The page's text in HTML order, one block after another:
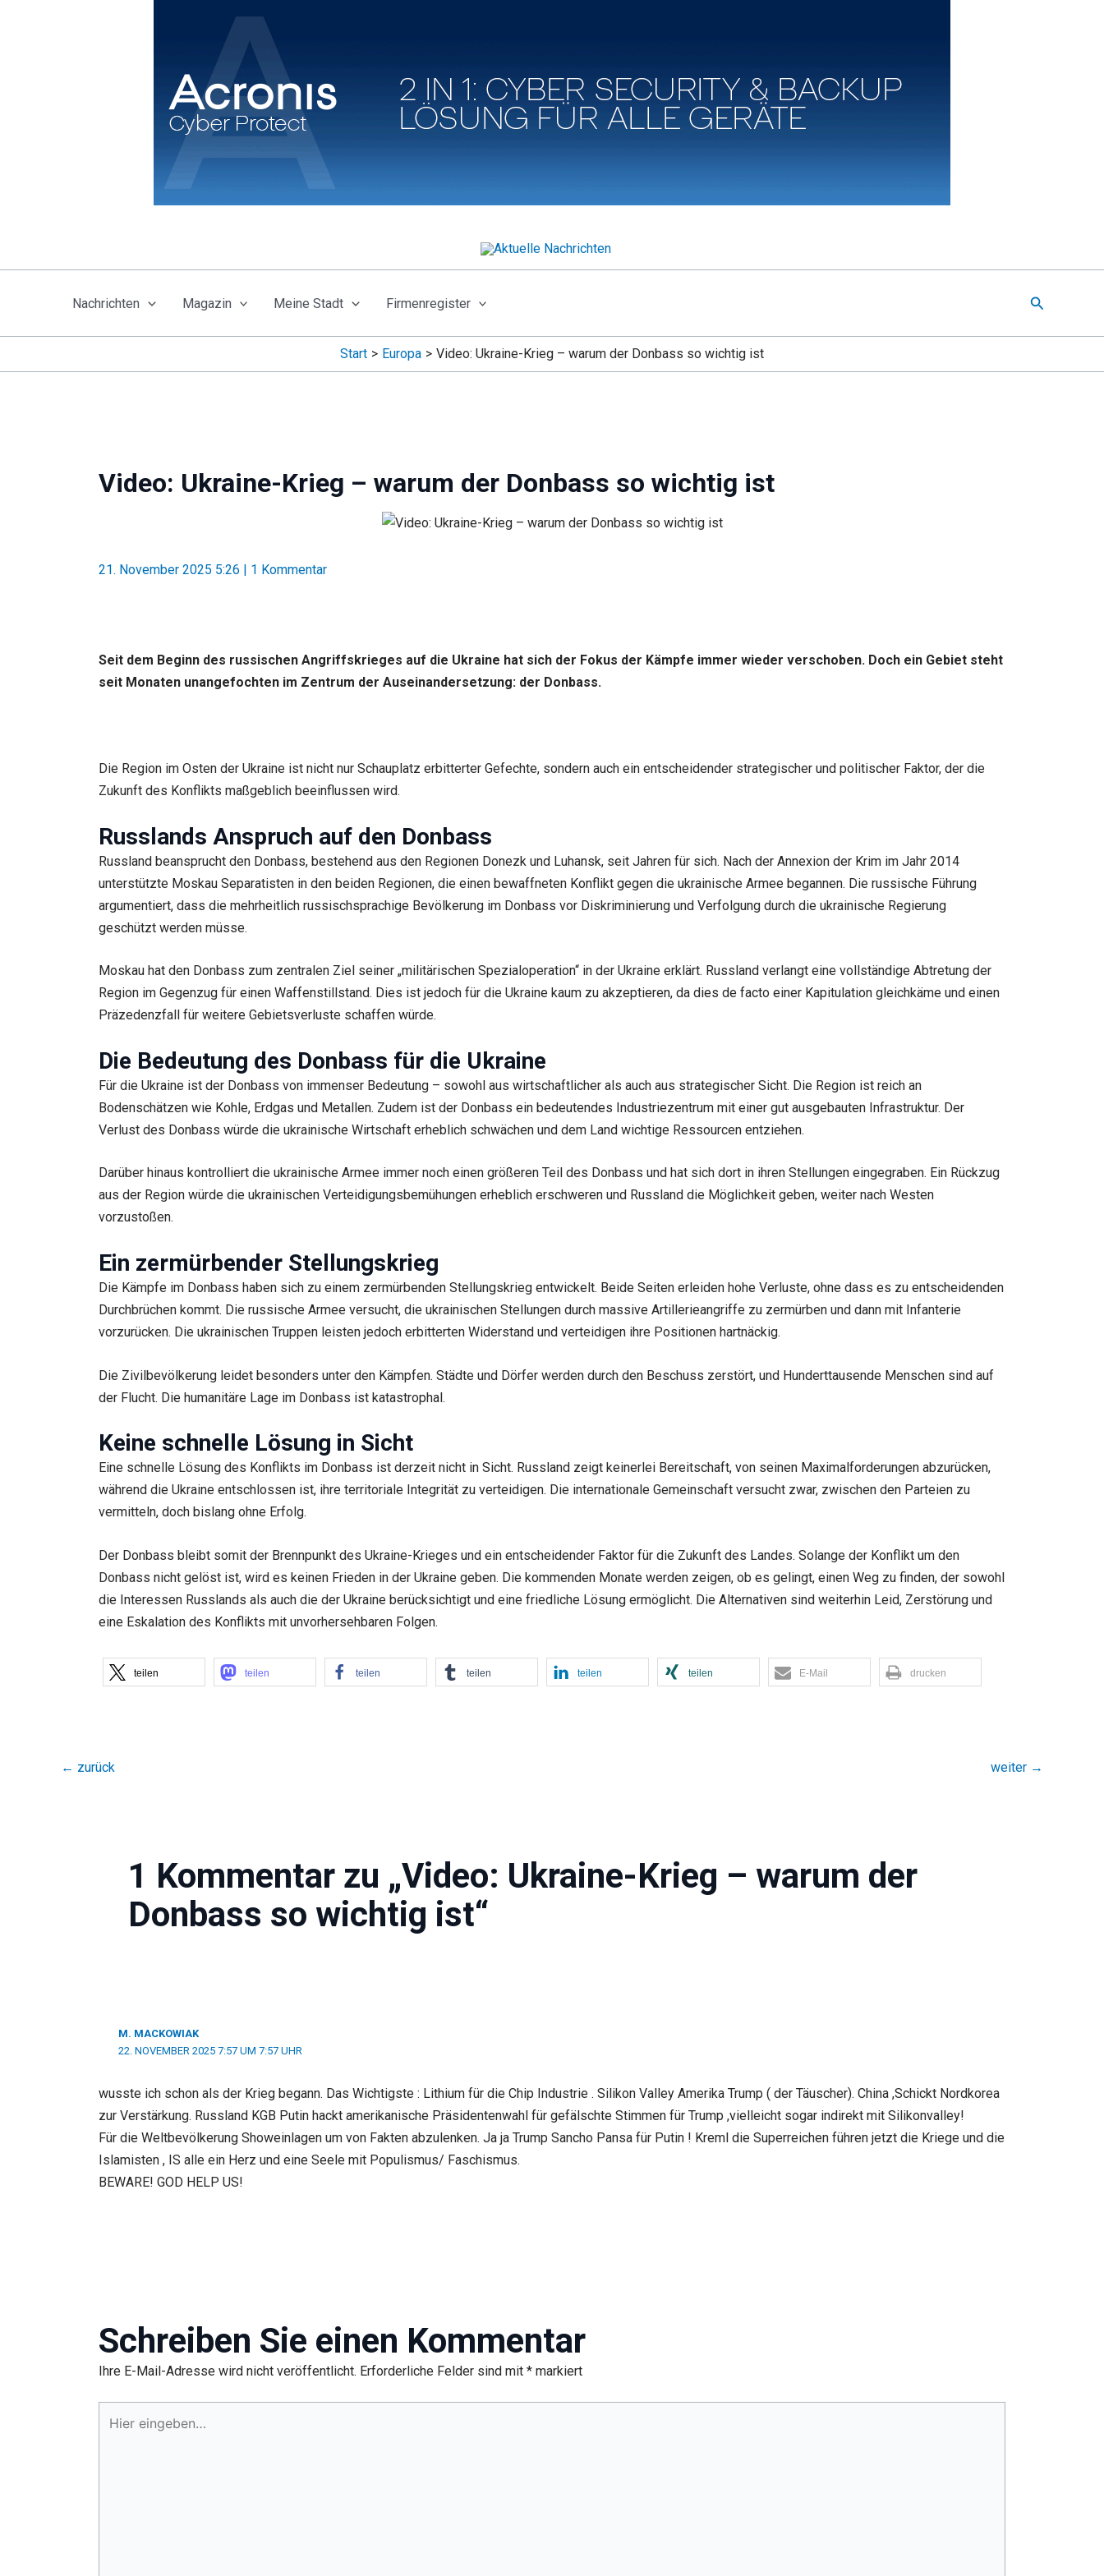
Nachrichten Magazin Meine Stadt Firmenregister Suchen
Start Europa Video: Ukraine-Krieg – warum der Donbass so wichtig ist
Video: Ukraine-Krieg – warum der Donbass so wichtig ist
21. November 2025 5:26 1 Kommentar
Seit dem Beginn des russischen Angriffskrieges auf die Ukraine hat sich der Fokus der Kämpfe immer wieder verschoben. Doch ein Gebiet steht
seit Monaten unangefochten im Zentrum der Auseinandersetzung: der Donbass.
Die Region im Osten der Ukraine ist nicht nur Schauplatz erbitterter Gefechte, sondern auch ein entscheidender strategischer und politischer Faktor, der die
Zukunft des Konflikts maßgeblich beeinflussen wird.
Russlands Anspruch auf den Donbass
Russland beansprucht den Donbass, bestehend aus den Regionen Donezk und Luhansk, seit Jahren für sich. Nach der Annexion der Krim im Jahr 2014
unterstützte Moskau Separatisten in den beiden Regionen, die einen bewaffneten Konflikt gegen die ukrainische Armee begannen. Die russische Führung
argumentiert, dass die mehrheitlich russischsprachige Bevölkerung im Donbass vor Diskriminierung und Verfolgung durch die ukrainische Regierung
geschützt werden müsse.
Moskau hat den Donbass zum zentralen Ziel seiner „militärischen Spezialoperation“ in der Ukraine erklärt. Russland verlangt eine vollständige Abtretung der
Region im Gegenzug für einen Waffenstillstand. Dies ist jedoch für die Ukraine kaum zu akzeptieren, da dies de facto einer Kapitulation gleichkäme und einen
Präzedenzfall für weitere Gebietsverluste schaffen würde.
Die Bedeutung des Donbass für die Ukraine
Für die Ukraine ist der Donbass von immenser Bedeutung – sowohl aus wirtschaftlicher als auch aus strategischer Sicht. Die Region ist reich an
Bodenschätzen wie Kohle, Erdgas und Metallen. Zudem ist der Donbass ein bedeutendes Industriezentrum mit einer gut ausgebauten Infrastruktur. Der
Verlust des Donbass würde die ukrainische Wirtschaft erheblich schwächen und dem Land wichtige Ressourcen entziehen.
Darüber hinaus kontrolliert die ukrainische Armee immer noch einen größeren Teil des Donbass und hat sich dort in ihren Stellungen eingegraben. Ein Rückzug
aus der Region würde die ukrainischen Verteidigungsbemühungen erheblich erschweren und Russland die Möglichkeit geben, weiter nach Westen
vorzustoßen.
Ein zermürbender Stellungskrieg
Die Kämpfe im Donbass haben sich zu einem zermürbenden Stellungskrieg entwickelt. Beide Seiten erleiden hohe Verluste, ohne dass es zu entscheidenden
Durchbrüchen kommt. Die russische Armee versucht, die ukrainischen Stellungen durch massive Artillerieangriffe zu zermürben und dann mit Infanterie
vorzurücken. Die ukrainischen Truppen leisten jedoch erbitterten Widerstand und verteidigen ihre Positionen hartnäckig.
Die Zivilbevölkerung leidet besonders unter den Kämpfen. Städte und Dörfer werden durch den Beschuss zerstört, und Hunderttausende Menschen sind auf
der Flucht. Die humanitäre Lage im Donbass ist katastrophal.
Keine schnelle Lösung in Sicht
Eine schnelle Lösung des Konflikts im Donbass ist derzeit nicht in Sicht. Russland zeigt keinerlei Bereitschaft, von seinen Maximalforderungen abzurücken,
während die Ukraine entschlossen ist, ihre territoriale Integrität zu verteidigen. Die internationale Gemeinschaft versucht zwar, zwischen den Parteien zu
vermitteln, doch bislang ohne Erfolg.
Der Donbass bleibt somit der Brennpunkt des Ukraine-Krieges und ein entscheidender Faktor für die Zukunft des Landes. Solange der Konflikt um den
Donbass nicht gelöst ist, wird es keinen Frieden in der Ukraine geben. Die kommenden Monate werden zeigen, ob es gelingt, einen Weg zu finden, der sowohl
die Interessen Russlands als auch die der Ukraine berücksichtigt und eine friedliche Lösung ermöglicht. Die Alternativen sind weiterhin Leid, Zerstörung und
eine Eskalation des Konflikts mit unvorhersehbaren Folgen.
teilen teilen teilen teilen teilen teilen E-Mail drucken
← zurück weiter →
1 Kommentar zu „Video: Ukraine-Krieg – warum der
Donbass so wichtig ist“
M. MACKOWIAK
22. NOVEMBER 2025 7:57 UM 7:57 UHR
wusste ich schon als der Krieg begann. Das Wichtigste : Lithium für die Chip Industrie . Silikon Valley Amerika Trump ( der Täuscher). China ,Schickt Nordkorea
zur Verstärkung. Russland KGB Putin hackt amerikanische Präsidentenwahl für gefälschte Stimmen für Trump ,vielleicht sogar indirekt mit Silikonvalley!
Für die Weltbevölkerung Showeinlagen um von Fakten abzulenken. Ja ja Trump Sancho Pansa für Putin ! Kreml die Superreichen führen jetzt die Kriege und die
Islamisten , IS alle ein Herz und eine Seele mit Populismus/ Faschismus.
BEWARE! GOD HELP US!
Schreiben Sie einen Kommentar
Ihre E-Mail-Adresse wird nicht veröffentlicht. Erforderliche Felder sind mit * markiert
eingeben…